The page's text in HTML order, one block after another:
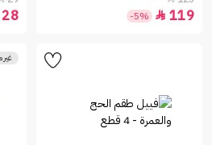
119

-5%
28
غير